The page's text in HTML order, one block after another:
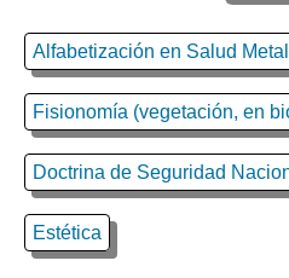
Alfabetización en Salud Metal
Fisionomía (vegetación, en
Doctrina de Seguridad
Estética